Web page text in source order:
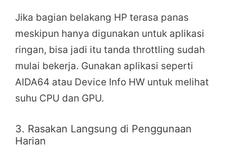
Jika bagian belakang HP terasa panas
meskipun hanya digunakan untuk aplikasi
ringan, bisa jadi itu tanda throttling sudah
mulai bekerja. Gunakan aplikasi seperti
AIDA64 atau Device Info HW untuk melihat
suhu CPU dan GPU.
3. Rasakan Langsung di Penggunaan
Harian